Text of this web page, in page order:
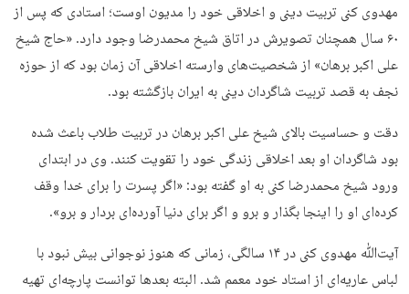
مهدوی کنی تربیت دینی و اخلاقی خود را مدیون اوست؛ استادی که پس از
۶۰ سال همچنان تصویرش در اتاق شیخ محمدرضا وجود دارد. «حاج شیخ
علی اکبر برهان» از شخصیت‌های وارسته اخلاقی آن زمان بود که از حوزه
نجف به قصد تربیت شاگردان دینی به ایران بازگشته بود.
دقت و حساسیت بالای شیخ علی اکبر برهان در تربیت طلاب باعث شده
بود شاگردان او بعد اخلاقی زندگی خود را تقویت کنند. وی در ابتدای
ورود شیخ محمدرضا کنی به او گفته بود: «اگر پسرت را برای خدا وقف
کرده‌ای او را اینجا بگذار و برو و اگر برای دنیا آورده‌ای بردار و برو».
آیت‌ﷲ مهدوی کنی در ۱۴ سالگی، زمانی که هنوز نوجوانی بیش نبود با
لباس عاریه‌ای از استاد خود معمم شد. البته بعدها توانست پارچه‌ای تهیه